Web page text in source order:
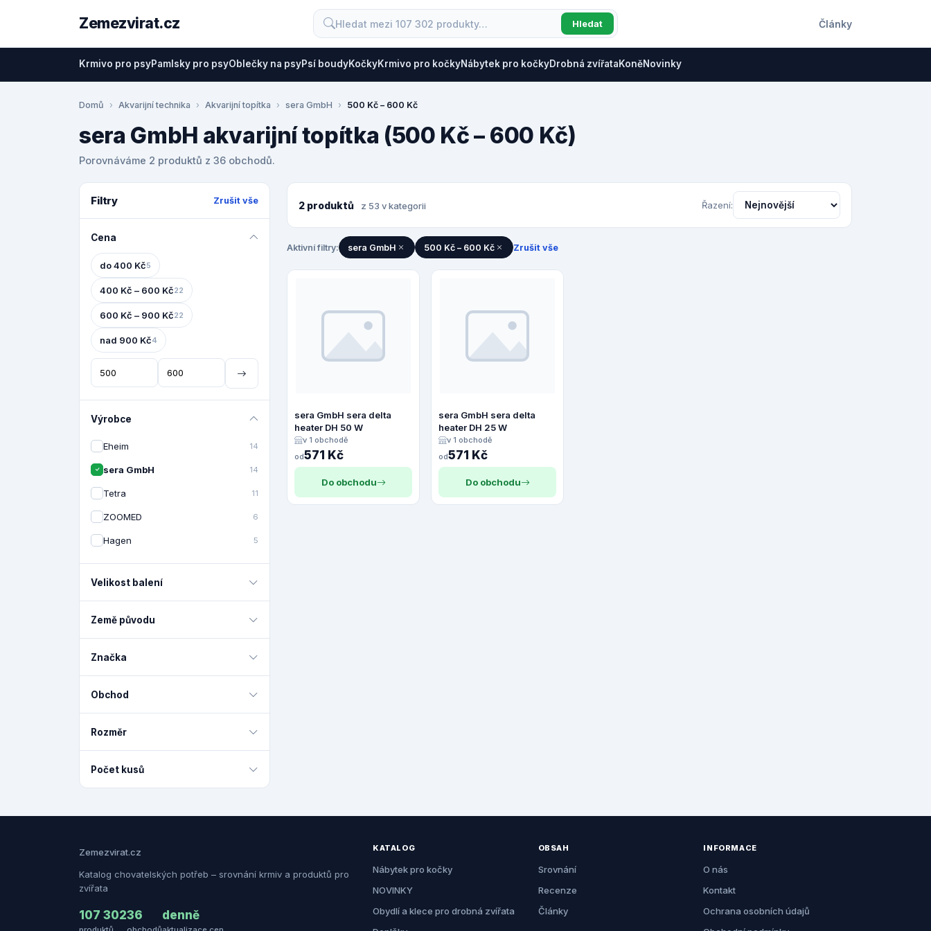
Zemezvirat.cz Hledat Články
Krmivo pro psyPamlsky pro psyOblečky na psyPsí boudyKočkyKrmivo pro kočkyNábytek pro kočkyDrobná zvířataKoněNovinky
Domů Akvarijní technika Akvarijní topítka sera GmbH 500 Kč – 600 Kč
sera GmbH akvarijní topítka (500 Kč – 600 Kč)
Porovnáváme 2 produktů z 36 obchodů.
Filtry Zrušit vše
Cena
do 400 Kč5
400 Kč – 600 Kč22
600 Kč – 900 Kč22
nad 900 Kč4
Výrobce
Eheim 14
sera GmbH 14
Tetra 11
ZOOMED 6
Hagen 5
Velikost balení
Země původu
Značka
Obchod
Rozměr
Počet kusů
2 produktů z 53 v kategorii Řazení:
Aktivní filtry: sera GmbH 500 Kč – 600 Kč Zrušit vše
sera GmbH sera delta
heater DH 50 W
v 1 obchodě
od571 Kč
Do obchodu
sera GmbH sera delta
heater DH 25 W
v 1 obchodě
od571 Kč
Do obchodu
Zemezvirat.cz
Katalog chovatelských potřeb – srovnání krmiv a produktů pro
zvířata
107 30236 denně
KATALOG
Nábytek pro kočky
NOVINKY
Obydlí a klece pro drobná zvířata
OBSAH
Srovnání
Recenze
Články
INFORMACE
O nás
Kontakt
Ochrana osobních údajů